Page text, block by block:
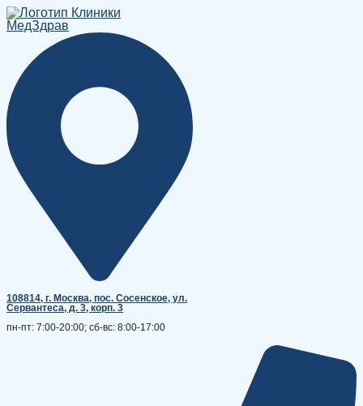
Перейти
к
содержимому
108814, г. Москва, поc. Сосенское, ул.
Сервантеса, д. 3, корп. 3
пн-пт: 7:00-20:00; сб-вс: 8:00-17:00